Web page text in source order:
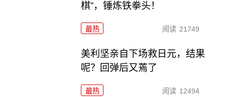
棋”，锤炼铁拳头！
最热 阅读 21749
美利坚亲自下场救日元，结果
呢？回弹后又蔫了
最热 阅读 12494